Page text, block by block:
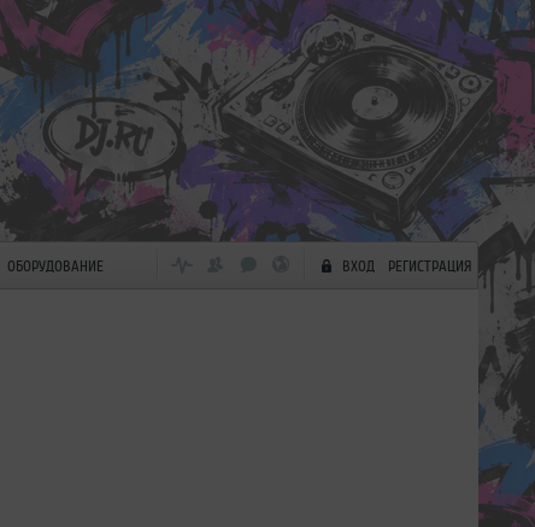
ОБОРУДОВАНИЕ ВХОД РЕГИСТРАЦИЯ